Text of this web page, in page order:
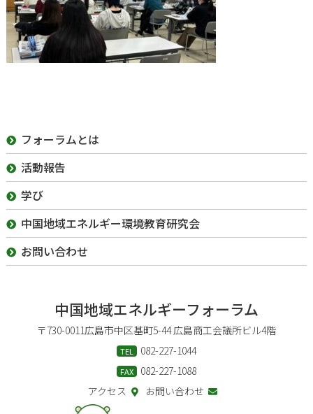
フォーラムとは
活動報告
学び
中国地域エネルギー環境教育研究会
お問い合わせ
中国地域エネルギーフォーラム
〒730-0011広島市中区基町5-44 広島商工会議所ビル4階
TEL 082-227-1044
FAX
082-227-1088
アクセス
お問い合わせ